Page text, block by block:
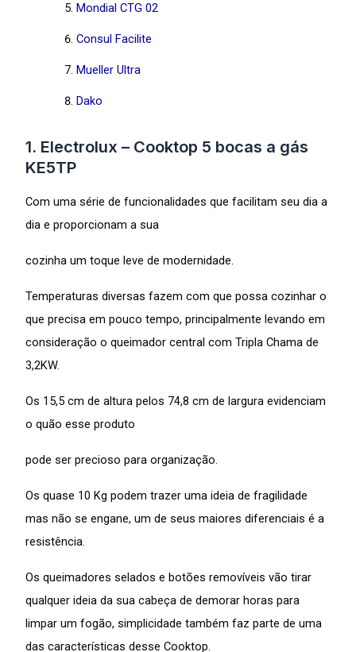
Mondial CTG 02
Consul Facilite
Mueller Ultra
Dako
1. Electrolux – Cooktop 5 bocas a gás
KE5TP
Com uma série de funcionalidades que facilitam seu dia a
dia e proporcionam a sua
cozinha um toque leve de modernidade.
Temperaturas diversas fazem com que possa cozinhar o
que precisa em pouco tempo, principalmente levando em
consideração o queimador central com Tripla Chama de
3,2KW.
Os 15,5 cm de altura pelos 74,8 cm de largura evidenciam
o quão esse produto
pode ser precioso para organização.
Os quase 10 Kg podem trazer uma ideia de fragilidade
mas não se engane, um de seus maiores diferenciais é a
resistência.
Os queimadores selados e botões removíveis vão tirar
qualquer ideia da sua cabeça de demorar horas para
limpar um fogão, simplicidade também faz parte de uma
das características desse Cooktop.